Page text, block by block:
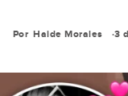
Por Haide Morales 3